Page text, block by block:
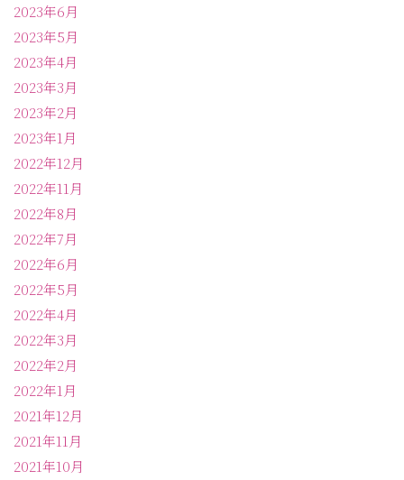
2023年6月
2023年5月
2023年4月
2023年3月
2023年2月
2023年1月
2022年12月
2022年11月
2022年8月
2022年7月
2022年6月
2022年5月
2022年4月
2022年3月
2022年2月
2022年1月
2021年12月
2021年11月
2021年10月